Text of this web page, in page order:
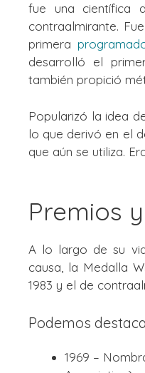
fue una científica
contraalmirante.
primera
desarrolló el
también propició
Popularizó la idea
lo que derivó en el
que aún se utiliza.
Premios
A lo largo de su
causa, la Medalla
1983 y el de
Podemos
1969 –